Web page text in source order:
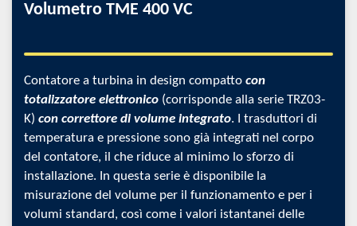
Volumetro TME 400 VC
Contatore a turbina in design compatto con
totalizzatore elettronico (corrisponde alla serie TRZ03-
K) con correttore di volume integrato. I trasduttori di
temperatura e pressione sono già integrati nel corpo
del contatore, il che riduce al minimo lo sforzo di
installazione. In questa serie è disponibile la
misurazione del volume per il funzionamento e per i
volumi standard, così come i valori istantanei delle